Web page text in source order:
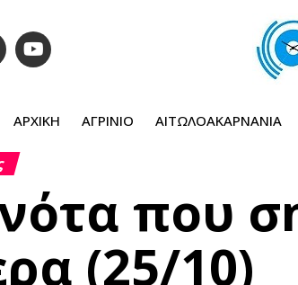
ΑΡΧΙΚΉ ΑΓΡΊΝΙΟ ΑΙΤΩΛΟΑΚΑΡΝΑΝΊΑ
που
(25/10)